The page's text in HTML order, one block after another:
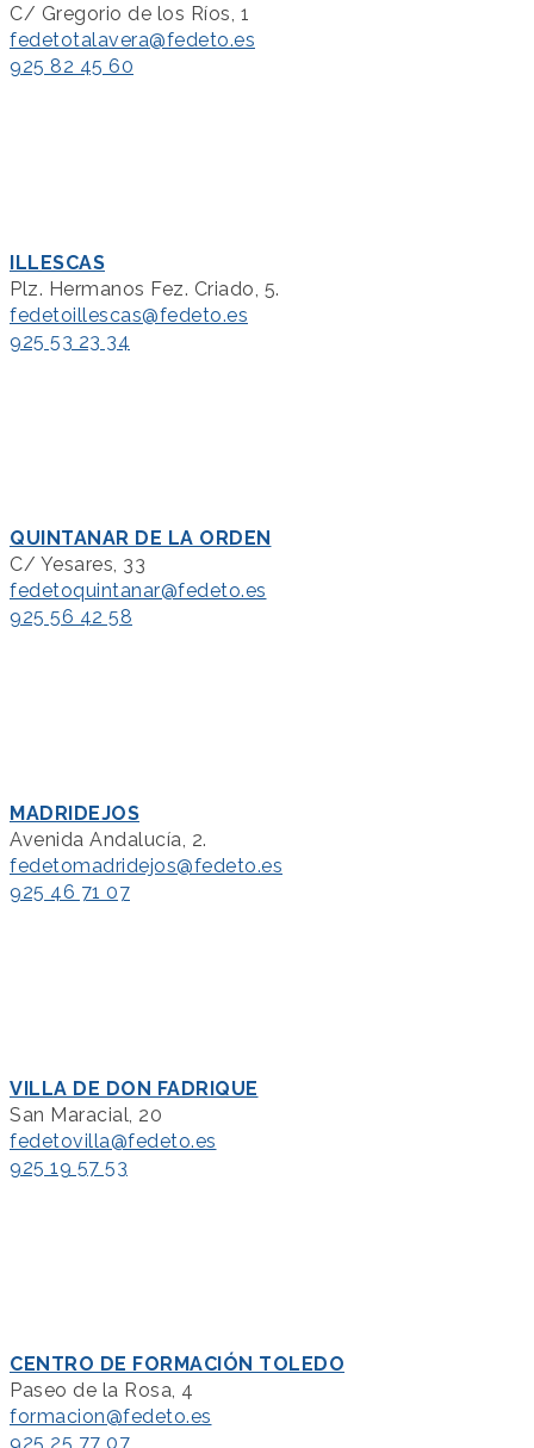
C/ Gregorio de los Ríos, 1
fedetotalavera@fedeto.es
925 82 45 60
ILLESCAS
Plz. Hermanos Fez. Criado, 5.
fedetoillescas@fedeto.es
925 53 23 34
QUINTANAR DE LA ORDEN
C/ Yesares, 33
fedetoquintanar@fedeto.es
925 56 42 58
MADRIDEJOS
Avenida Andalucía, 2.
fedetomadridejos@fedeto.es
925 46 71 07
VILLA DE DON FADRIQUE
San Maracial, 20
fedetovilla@fedeto.es
925 19 57 53
CENTRO DE FORMACIÓN TOLEDO
Paseo de la Rosa, 4
formacion@fedeto.es
925 25 77 07